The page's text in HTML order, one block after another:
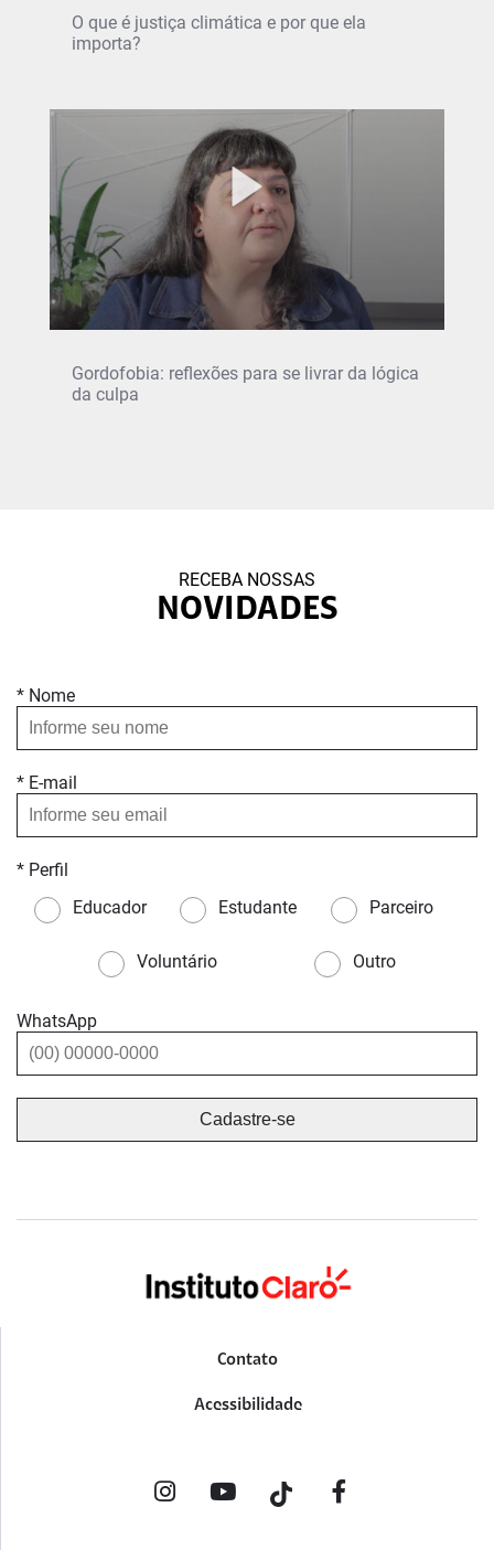
O que é justiça climática e por que ela
importa?
Gordofobia: reflexões para se livrar da lógica
da culpa
RECEBA NOSSAS
NOVIDADES
* Nome
* E-mail
* Perfil
Educador
Estudante Parceiro
Voluntário Outro
WhatsApp
Contato
Acessibilidade